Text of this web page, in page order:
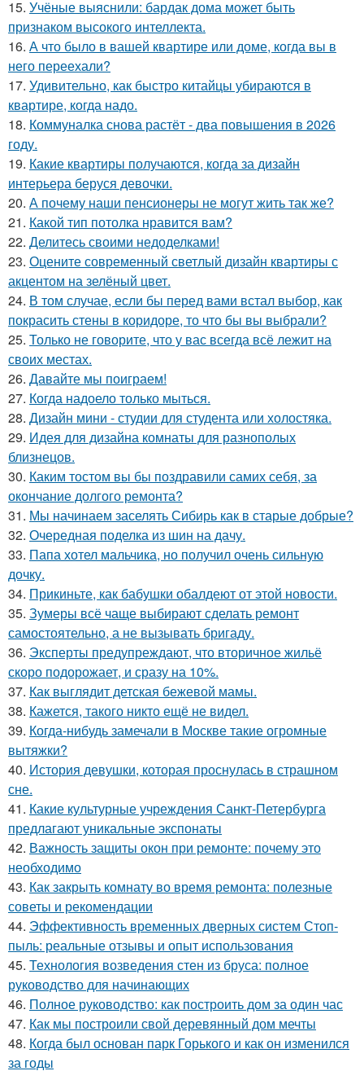
15. Учёные выяснили: бардак дома может быть
признаком высокого интеллекта.
16. А что было в вашей квартире или доме, когда вы в
него переехали?
17. Удивительно, как быстро китайцы убираются в
квартире, когда надо.
18. Коммуналка снова растёт - два повышения в 2026
году.
19. Какие квартиры получаются, когда за дизайн
интерьера беруся девочки.
20. А почему наши пенсионеры не могут жить так же?
21. Какой тип потолка нравится вам?
22. Делитесь своими недоделками!
23. Оцените современный светлый дизайн квартиры с
акцентом на зелёный цвет.
24. В том случае, если бы перед вами встал выбор, как
покрасить стены в коридоре, то что бы вы выбрали?
25. Только не говорите, что у вас всегда всё лежит на
своих местах.
26. Давайте мы поиграем!
27. Когда надоело только мыться.
28. Дизайн мини - студии для студента или холостяка.
29. Идея для дизайна комнаты для разнополых
близнецов.
30. Каким тостом вы бы поздравили самих себя, за
окончание долгого ремонта?
31. Мы начинаем заселять Сибирь как в старые добрые?
32. Очередная поделка из шин на дачу.
33. Папа хотел мальчика, но получил очень сильную
дочку.
34. Прикиньте, как бабушки обалдеют от этой новости.
35. Зумеры всё чаще выбирают сделать ремонт
самостоятельно, а не вызывать бригаду.
36. Эксперты предупреждают, что вторичное жильё
скоро подорожает, и сразу на 10%.
37. Как выглядит детская бежевой мамы.
38. Кажется, такого никто ещё не видел.
39. Когда-нибудь замечали в Москве такие огромные
вытяжки?
40. История девушки, которая проснулась в страшном
сне.
41. Какие культурные учреждения Санкт-Петербурга
предлагают уникальные экспонаты
42. Важность защиты окон при ремонте: почему это
необходимо
43. Как закрыть комнату во время ремонта: полезные
советы и рекомендации
44. Эффективность временных дверных систем Стоп-
пыль: реальные отзывы и опыт использования
45. Технология возведения стен из бруса: полное
руководство для начинающих
46. Полное руководство: как построить дом за один час
47. Как мы построили свой деревянный дом мечты
48. Когда был основан парк Горького и как он изменился
за годы